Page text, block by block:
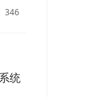
346
统